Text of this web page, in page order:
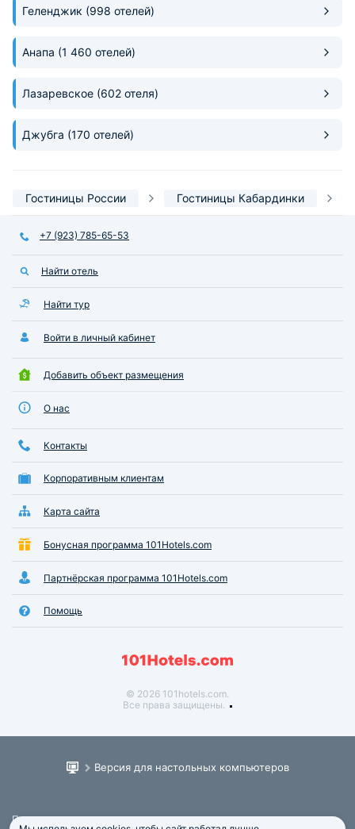
Геленджик (998 отелей)
Анапа (1 460 отелей)
Лазаревское (602 отеля)
Джубга (170 отелей)
Гостиницы России Гостиницы Кабардинки
+7 (923) 785-65-53
Найти отель
Найти тур
Войти в личный кабинет
Добавить объект размещения
О нас
Контакты
Корпоративным клиентам
Карта сайта
Бонусная программа 101Hotels.com
Партнёрская программа 101Hotels.com
Помощь
© 2026 101hotels.com.
Все права защищены.
Версия для настольных компьютеров
Пользовательское соглашение